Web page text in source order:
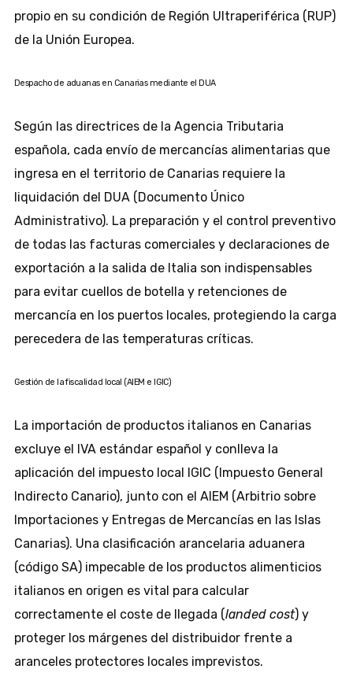
propio en su condición de Región Ultraperiférica (RUP)
de la Unión Europea.
Despacho de aduanas en Canarias mediante el DUA
Según las directrices de la Agencia Tributaria
española, cada envío de mercancías alimentarias que
ingresa en el territorio de Canarias requiere la
liquidación del DUA (Documento Único
Administrativo). La preparación y el control preventivo
de todas las facturas comerciales y declaraciones de
exportación a la salida de Italia son indispensables
para evitar cuellos de botella y retenciones de
mercancía en los puertos locales, protegiendo la carga
perecedera de las temperaturas críticas.
Gestión de la fiscalidad local (AIEM e IGIC)
La importación de productos italianos en Canarias
excluye el IVA estándar español y conlleva la
aplicación del impuesto local IGIC (Impuesto General
Indirecto Canario), junto con el AIEM (Arbitrio sobre
Importaciones y Entregas de Mercancías en las Islas
Canarias). Una clasificación arancelaria aduanera
(código SA) impecable de los productos alimenticios
italianos en origen es vital para calcular
correctamente el coste de llegada (landed cost) y
proteger los márgenes del distribuidor frente a
aranceles protectores locales imprevistos.